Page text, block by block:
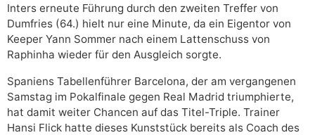
Inters erneute Führung durch den zweiten Treffer von
Dumfries (64.) hielt nur eine Minute, da ein Eigentor von
Keeper Yann Sommer nach einem Lattenschuss von
Raphinha wieder für den Ausgleich sorgte.
Spaniens Tabellenführer Barcelona, der am vergangenen
Samstag im Pokalfinale gegen Real Madrid triumphierte,
hat damit weiter Chancen auf das Titel-Triple. Trainer
Hansi Flick hatte dieses Kunststück bereits als Coach des